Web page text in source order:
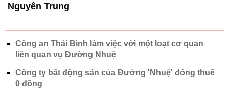
Nguyên Trung
Công an Thái Bình làm việc với một loạt cơ quan
liên quan vụ Đường Nhuệ
Công ty bất động sản của Đường 'Nhuệ' đóng thuế
0 đồng